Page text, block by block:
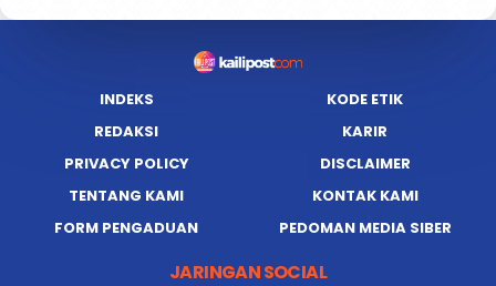
INDEKS
KODE ETIK
REDAKSI
KARIR
PRIVACY POLICY
DISCLAIMER
TENTANG KAMI
KONTAK KAMI
FORM PENGADUAN
PEDOMAN MEDIA SIBER
JARINGAN SOCIAL